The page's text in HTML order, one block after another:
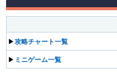
▶攻略チャート一覧
▶ ミニゲーム一覧